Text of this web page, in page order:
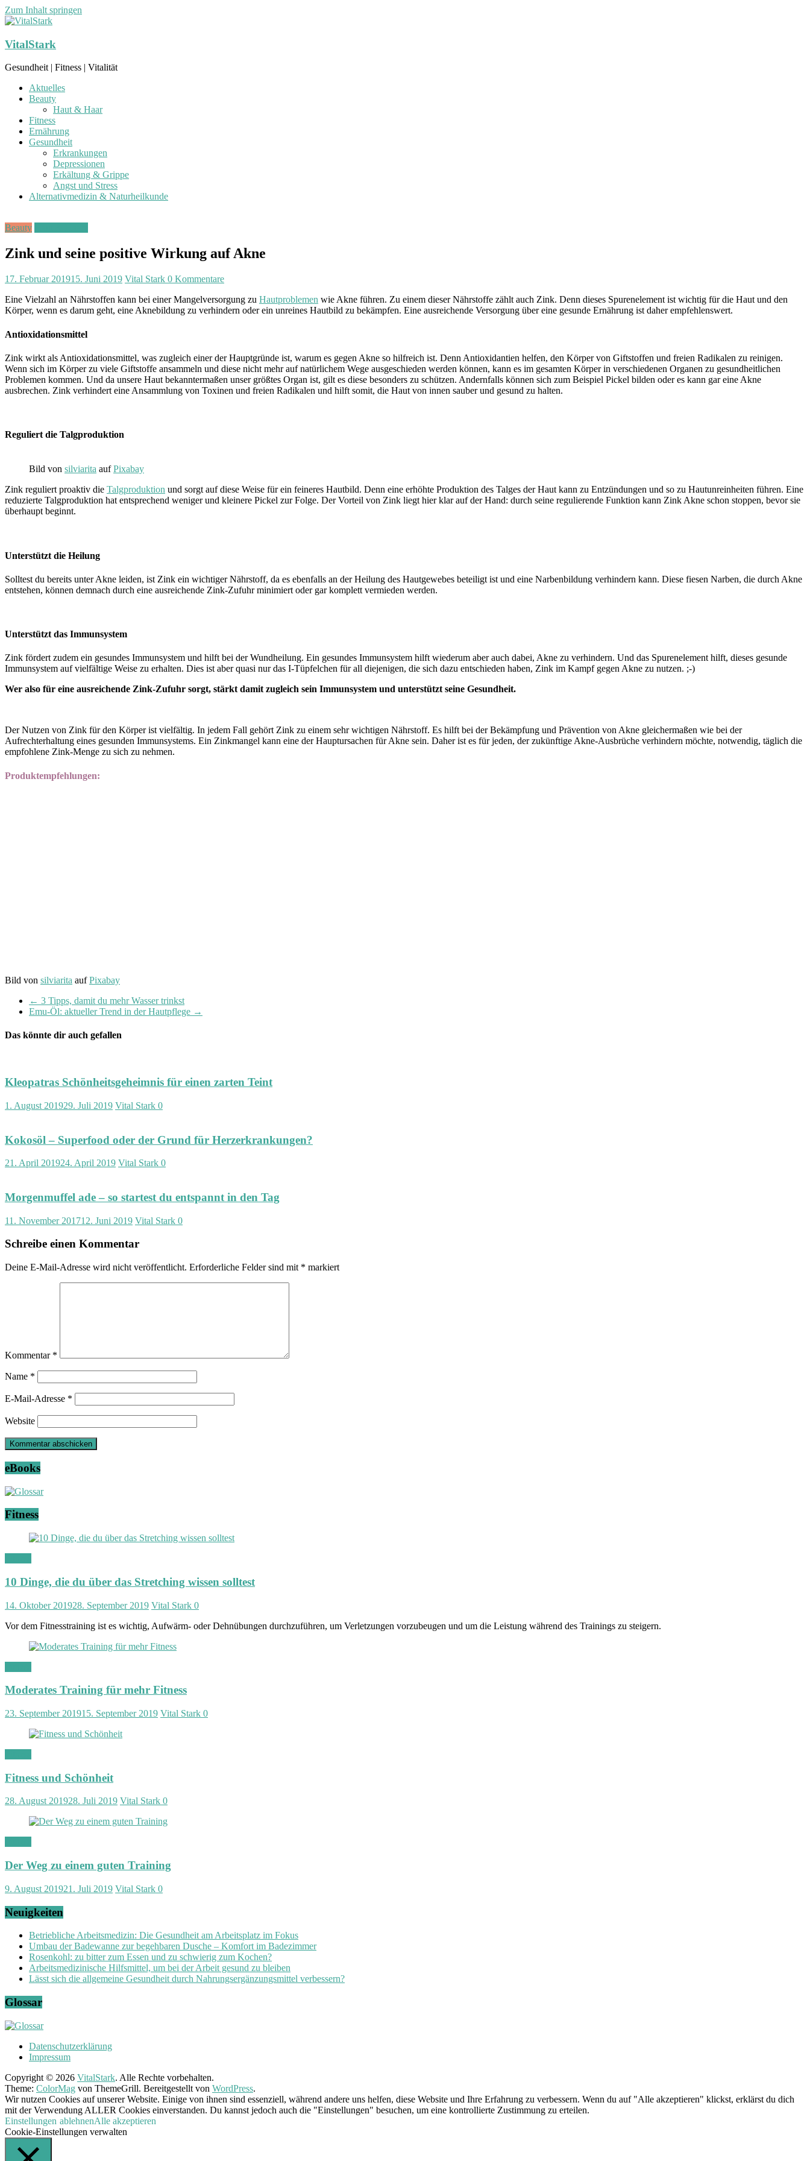
Zum Inhalt springen
VitalStark
Gesundheit | Fitness | Vitalität
Aktuelles
Beauty
Haut & Haar
Fitness
Ernährung
Gesundheit
Erkrankungen
Depressionen
Erkältung & Grippe
Angst und Stress
Alternativmedizin & Naturheilkunde
Beauty
Zink und seine positive Wirkung auf Akne
17. Februar 201915. Juni 2019 Vital Stark 0 Kommentare
Eine Vielzahl an Nährstoffen kann bei einer Mangelversorgung zu Hautproblemen wie Akne führen. Zu einem dieser Nährstoffe zählt auch Zink. Denn dieses Spurenelement ist wichtig für die Haut und den
Körper, wenn es darum geht, eine Aknebildung zu verhindern oder ein unreines Hautbild zu bekämpfen. Eine ausreichende Versorgung über eine gesunde Ernährung ist daher empfehlenswert.
Antioxidationsmittel
Zink wirkt als Antioxidationsmittel, was zugleich einer der Hauptgründe ist, warum es gegen Akne so hilfreich ist. Denn Antioxidantien helfen, den Körper von Giftstoffen und freien Radikalen zu reinigen.
Wenn sich im Körper zu viele Giftstoffe ansammeln und diese nicht mehr auf natürlichem Wege ausgeschieden werden können, kann es im gesamten Körper in verschiedenen Organen zu gesundheitlichen
Problemen kommen. Und da unsere Haut bekanntermaßen unser größtes Organ ist, gilt es diese besonders zu schützen. Andernfalls können sich zum Beispiel Pickel bilden oder es kann gar eine Akne
ausbrechen. Zink verhindert eine Ansammlung von Toxinen und freien Radikalen und hilft somit, die Haut von innen sauber und gesund zu halten.
Reguliert die Talgproduktion
Bild von silviarita aufPixabay
Zink reguliert proaktiv die Talgproduktion und sorgt auf diese Weise für ein feineres Hautbild. Denn eine erhöhte Produktion des Talges der Haut kann zu Entzündungen und so zu Hautunreinheiten führen. Eine
reduzierte Talgproduktion hat entsprechend weniger und kleinere Pickel zur Folge. Der Vorteil von Zink liegt hier klar auf der Hand: durch seine regulierende Funktion kann Zink Akne schon stoppen, bevor sie
überhaupt beginnt.
Unterstützt die Heilung
Solltest du bereits unter Akne leiden, ist Zink ein wichtiger Nährstoff, da es ebenfalls an der Heilung des Hautgewebes beteiligt ist und eine Narbenbildung verhindern kann. Diese fiesen Narben, die durch Akne
entstehen, können demnach durch eine ausreichende Zink-Zufuhr minimiert oder gar komplett vermieden werden.
Unterstützt das Immunsystem
Zink fördert zudem ein gesundes Immunsystem und hilft bei der Wundheilung. Ein gesundes Immunsystem hilft wiederum aber auch dabei, Akne zu verhindern. Und das Spurenelement hilft, dieses gesunde
Immunsystem auf vielfältige Weise zu erhalten. Dies ist aber quasi nur das I-Tüpfelchen für all diejenigen, die sich dazu entschieden haben, Zink im Kampf gegen Akne zu nutzen. ;-)
Wer also für eine ausreichende Zink-Zufuhr sorgt, stärkt damit zugleich sein Immunsystem und unterstützt seine Gesundheit.
Der Nutzen von Zink für den Körper ist vielfältig. In jedem Fall gehört Zink zu einem sehr wichtigen Nährstoff. Es hilft bei der Bekämpfung und Prävention von Akne gleichermaßen wie bei der
Aufrechterhaltung eines gesunden Immunsystems. Ein Zinkmangel kann eine der Hauptursachen für Akne sein. Daher ist es für jeden, der zukünftige Akne-Ausbrüche verhindern möchte, notwendig, täglich die
empfohlene Zink-Menge zu sich zu nehmen.
Produktempfehlungen:
Bild von silviarita aufPixabay
← 3 Tipps, damit du mehr Wasser trinkst
Emu-Öl: aktueller Trend in der Hautpflege →
Das könnte dir auch gefallen
Kleopatras Schönheitsgeheimnis für einen zarten Teint
1. August 201929. Juli 2019 Vital Stark 0
Kokosöl – Superfood oder der Grund für Herzerkrankungen?
21. April 201924. April 2019 Vital Stark 0
Morgenmuffel ade – so startest du entspannt in den Tag
11. November 201712. Juni 2019 Vital Stark 0
Schreibe einen Kommentar
Deine E-Mail-Adresse wird nicht veröffentlicht. Erforderliche Felder sind mit * markiert
Kommentar *
Name *
E-Mail-Adresse *
Website
eBooks
Fitness
10 Dinge, die du über das Stretching wissen solltest
14. Oktober 201928. September 2019 Vital Stark 0
Vor dem Fitnesstraining ist es wichtig, Aufwärm- oder Dehnübungen durchzuführen, um Verletzungen vorzubeugen und um die Leistung während des Trainings zu steigern.
Moderates Training für mehr Fitness
23. September 201915. September 2019 Vital Stark 0
Fitness und Schönheit
28. August 201928. Juli 2019 Vital Stark 0
Der Weg zu einem guten Training
9. August 201921. Juli 2019 Vital Stark 0
Neuigkeiten
Betriebliche Arbeitsmedizin: Die Gesundheit am Arbeitsplatz im Fokus
Umbau der Badewanne zur begehbaren Dusche – Komfort im Badezimmer
Rosenkohl: zu bitter zum Essen und zu schwierig zum Kochen?
Arbeitsmedizinische Hilfsmittel, um bei der Arbeit gesund zu bleiben
Lässt sich die allgemeine Gesundheit durch Nahrungsergänzungsmittel verbessern?
Glossar
Datenschutzerklärung
Impressum
Copyright © 2026 VitalStark. Alle Rechte vorbehalten.
Theme: ColorMag von ThemeGrill. Bereitgestellt von WordPress.
Wir nutzen Cookies auf unserer Website. Einige von ihnen sind essenziell, während andere uns helfen, diese Website und Ihre Erfahrung zu verbessern. Wenn du auf "Alle akzeptieren" klickst, erklärst du dich
mit der Verwendung ALLER Cookies einverstanden. Du kannst jedoch auch die "Einstellungen" besuchen, um eine kontrollierte Zustimmung zu erteilen.
Einstellungen ablehnenAlle akzeptieren
Cookie-Einstellungen verwalten